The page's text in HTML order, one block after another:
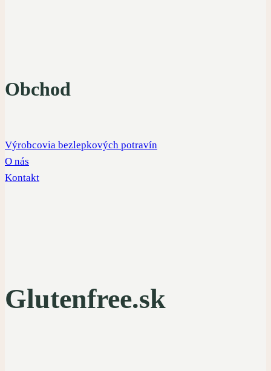
Obchod
Výrobcovia bezlepkových potravín
O nás
Kontakt
Glutenfree.sk